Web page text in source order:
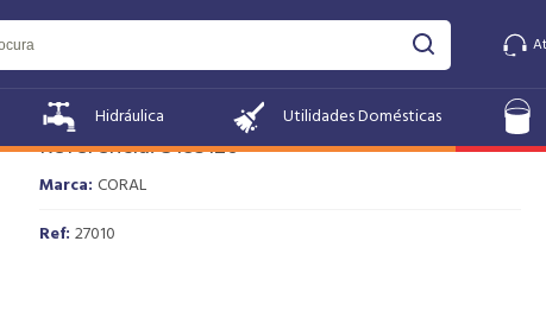
Hidráulica Utilidades Domésticas
An Concentrado Laranja 946ml - Coral -
Referência: 5183126
Marca: CORAL
Ref: 27010